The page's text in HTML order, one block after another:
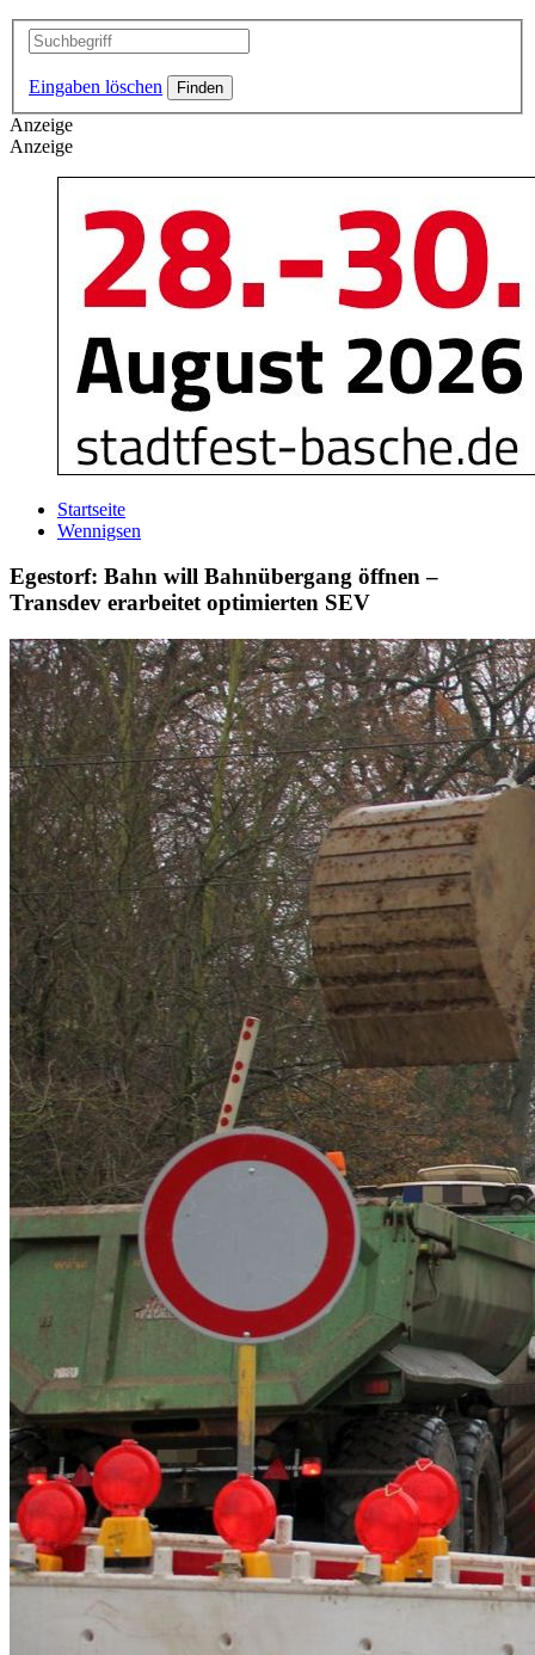
Eingaben löschen
Anzeige
Anzeige
Startseite
Wennigsen
Egestorf: Bahn will Bahnübergang öffnen –
Transdev erarbeitet optimierten SEV